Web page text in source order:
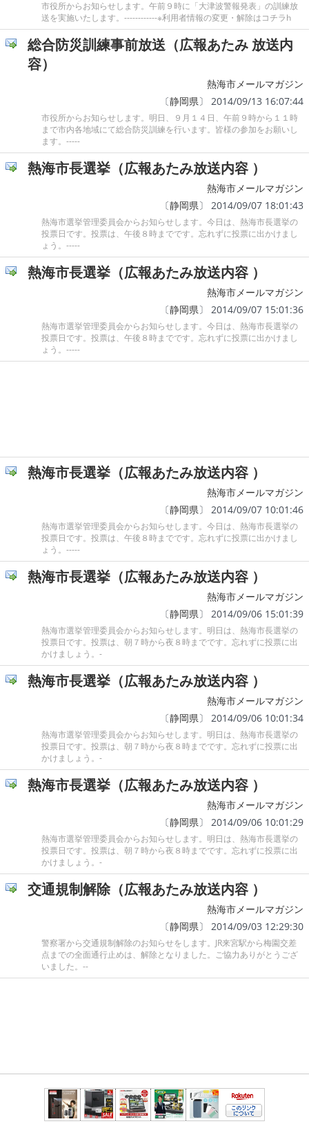
市役所からお知らせします。午前９時に「大津波警報発表」の訓練放
送を実施いたします。------------※利用者情報の変更・解除はコチラh
総合防災訓練事前放送（広報あたみ 放送内
容）
熱海市メールマガジン
〔静岡県〕 2014/09/13 16:07:44
市役所からお知らせします。明日、９月１４日、午前９時から１１時
まで市内各地域にて総合防災訓練を行います。皆様の参加をお願いし
ます。-----
熱海市長選挙（広報あたみ放送内容 ）
熱海市メールマガジン
〔静岡県〕 2014/09/07 18:01:43
熱海市選挙管理委員会からお知らせします。今日は、熱海市長選挙の
投票日です。投票は、午後８時までです。忘れずに投票に出かけまし
ょう。-----
熱海市長選挙（広報あたみ放送内容 ）
熱海市メールマガジン
〔静岡県〕 2014/09/07 15:01:36
熱海市選挙管理委員会からお知らせします。今日は、熱海市長選挙の
投票日です。投票は、午後８時までです。忘れずに投票に出かけまし
ょう。-----
熱海市長選挙（広報あたみ放送内容 ）
熱海市メールマガジン
〔静岡県〕 2014/09/07 10:01:46
熱海市選挙管理委員会からお知らせします。今日は、熱海市長選挙の
投票日です。投票は、午後８時までです。忘れずに投票に出かけまし
ょう。-----
熱海市長選挙（広報あたみ放送内容 ）
熱海市メールマガジン
〔静岡県〕 2014/09/06 15:01:39
熱海市選挙管理委員会からお知らせします。明日は、熱海市長選挙の
投票日です。投票は、朝７時から夜８時までです。忘れずに投票に出
かけましょう。-
熱海市長選挙（広報あたみ放送内容 ）
熱海市メールマガジン
〔静岡県〕 2014/09/06 10:01:34
熱海市選挙管理委員会からお知らせします。明日は、熱海市長選挙の
投票日です。投票は、朝７時から夜８時までです。忘れずに投票に出
かけましょう。-
熱海市長選挙（広報あたみ放送内容 ）
熱海市メールマガジン
〔静岡県〕 2014/09/06 10:01:29
熱海市選挙管理委員会からお知らせします。明日は、熱海市長選挙の
投票日です。投票は、朝７時から夜８時までです。忘れずに投票に出
かけましょう。-
交通規制解除（広報あたみ放送内容 ）
熱海市メールマガジン
〔静岡県〕 2014/09/03 12:29:30
警察署から交通規制解除のお知らせをします。JR来宮駅から梅園交差
点までの全面通行止めは、解除となりました。ご協力ありがとうござ
いました。--